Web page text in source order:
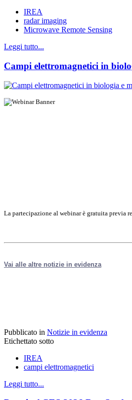
IREA
radar imaging
Microwave Remote Sensing
Leggi tutto...
Campi elettromagnetici in
La partecipazione al webinar è gratuita previa
Vai alle altre notizie in evidenza
Pubblicato in Notizie in evidenza
Etichettato sotto
IREA
campi elettromagnetici
Leggi tutto...